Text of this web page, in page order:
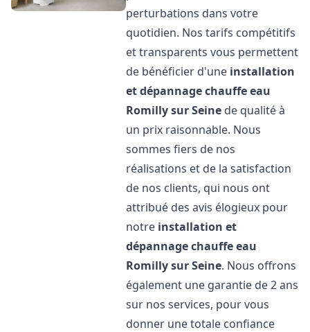
perturbations dans votre
quotidien. Nos tarifs compétitifs
et transparents vous permettent
de bénéficier d'une installation
et dépannage chauffe eau
Romilly sur Seine de qualité à
un prix raisonnable. Nous
sommes fiers de nos
réalisations et de la satisfaction
de nos clients, qui nous ont
attribué des avis élogieux pour
notre installation et
dépannage chauffe eau
Romilly sur Seine. Nous offrons
également une garantie de 2 ans
sur nos services, pour vous
donner une totale confiance